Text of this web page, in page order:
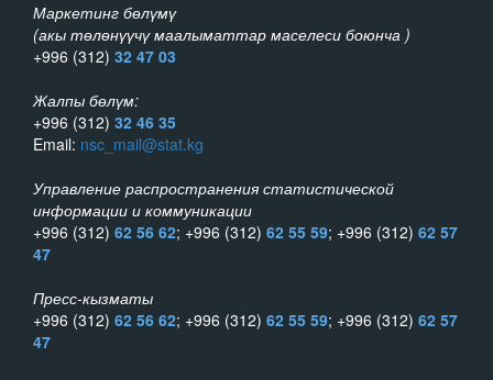
Маркетинг бөлүмү
(акы төлөнүүчү маалыматтар маселеси боюнча )
+996 (312) 32 47 03
Жалпы бөлүм:
+996 (312) 32 46 35
Email: nsc_mail@stat.kg
Управление распространения статистической
информации и коммуникации
+996 (312) 62 56 62; +996 (312) 62 55 59; +996 (312) 62 57
47
Пресс-кызматы
+996 (312) 62 56 62; +996 (312) 62 55 59; +996 (312) 62 57
47